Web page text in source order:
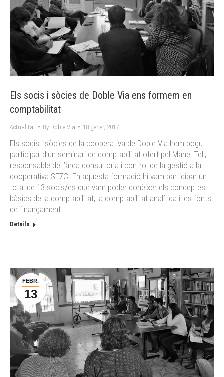
Els socis i sòcies de Doble Via ens formem en
comptabilitat
Actualitat By Doble Via 18 gener, 2017
Els socis i sòcies de la cooperativa de Doble Via hem pogut
participar d’un seminari de comptabilitat ofert pel Manel Tell,
responsable de l’àrea consultoria i control de la gestió a la
cooperativa SE7C. En aquesta formació hi vam participar un
total de 13 socis/es que vam poder conèixer els conceptes
bàsics de la comptabilitat, la comptabilitat analítica i les fonts
de finançament.
Details
FEBR.
13